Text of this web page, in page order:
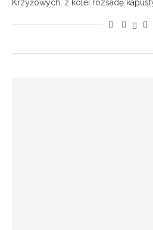
Krzyżowych, z kolei rozsadę kapusty